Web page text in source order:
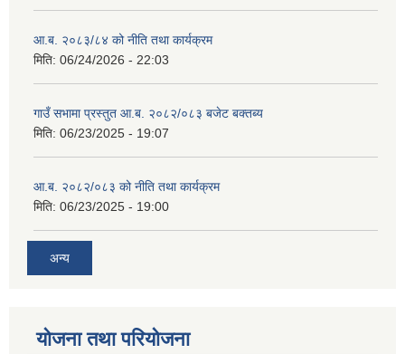
आ.ब. २०८३/८४ को नीति तथा कार्यक्रम
मिति: 06/24/2026 - 22:03
गाउँ सभामा प्रस्तुत आ.ब. २०८२/०८३ बजेट बक्तब्य
मिति: 06/23/2025 - 19:07
आ.ब. २०८२/०८३ को नीति तथा कार्यक्रम
मिति: 06/23/2025 - 19:00
अन्य
योजना तथा परियोजना